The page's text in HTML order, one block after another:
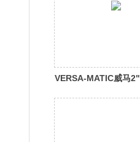
VERSA-MATIC威马